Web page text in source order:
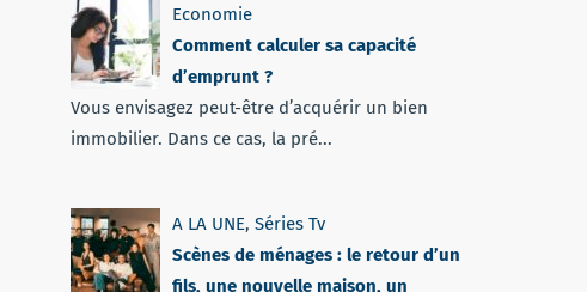
Economie
Comment calculer sa capacité
d’emprunt ?
Vous envisagez peut-être d’acquérir un bien
immobilier. Dans ce cas, la pré...
A LA UNE, Séries Tv
Scènes de ménages : le retour d’un
fils, une nouvelle maison, un